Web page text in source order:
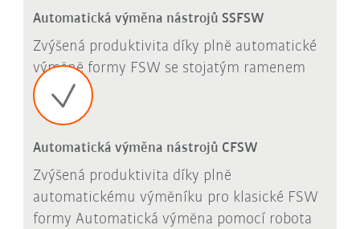
Automatická výměna nástrojů SSFSW
Zvýšená produktivita díky plně automatické
výměně formy FSW se stojatým ramenem
Automatická výměna nástrojů CFSW
Zvýšená produktivita díky plně
automatickému výměníku pro klasické FSW
formy Automatická výměna pomocí robota